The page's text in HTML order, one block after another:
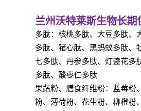
兰州沃特莱斯生物长期
多肽：核桃多肽、大豆多肽、
多肽、猪心肽、黑蚂蚁多肽、
七多肽、丹参多肽、灯盏花多
多肽、酸枣仁多肽
果蔬粉、膳食纤维粉：蓝莓粉
粉、薄荷粉、花生粉、柳橙粉、